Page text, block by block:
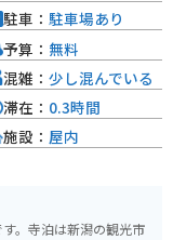
。寺泊は新潟の観光市
駐車： 駐車場あり
予算： 無料
混雑： 少し混んでいる
滞在： 0.3時間
施設： 屋内